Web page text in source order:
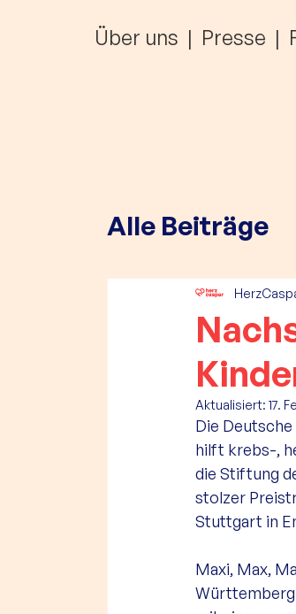
Über uns | Presse |
Alle Beiträge
Aktualisiert:17.
Die Deutsche
hilft krebs-,
die Stiftung
stolzer
Stuttgart in
Maxi, Max,